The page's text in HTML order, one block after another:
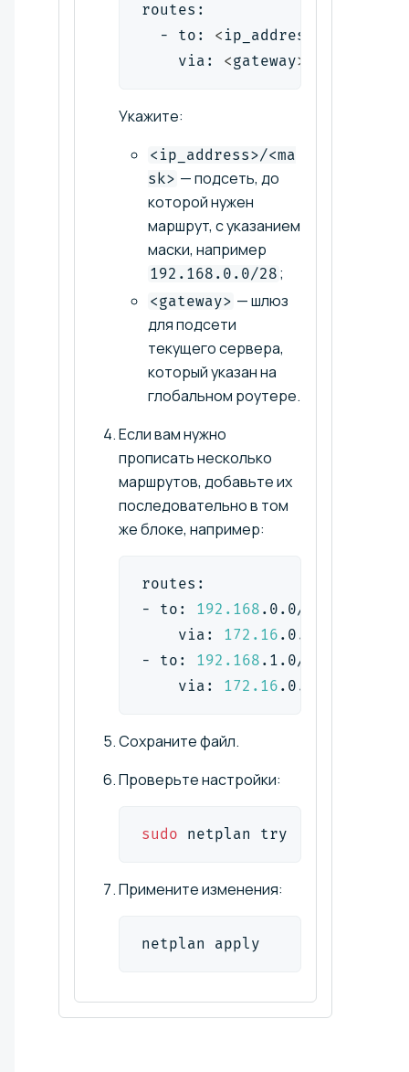
routes:
  - to:
< ip_address
    via:
<gateway>
Укажите:
<ip_address>/<ma
sk> — подсеть, до
которой нужен
маршрут, с указанием
маски, например
192.168.0.0/28 ;
<gateway> — шлюз
для подсети
текущего сервера,
который указан на
глобальном роутере.
Если вам нужно
прописать несколько
маршрутов, добавьте их
последовательно в том
же блоке, например:
routes:
- to: 192.168 .0.0/28
    via:
172.16 .0.1
- to: 192.168 .1.0/28
    via:
172.16 .0.1
Сохраните файл.
Проверьте настройки:
sudo netplan try
Примените изменения:
netplan apply